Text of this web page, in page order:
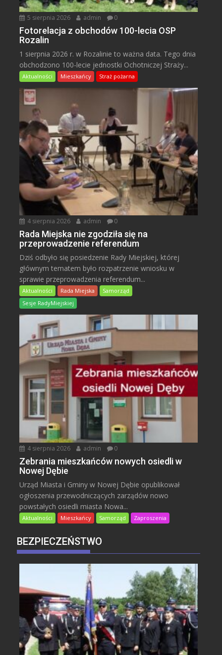
5 sierpnia 2026 admin 0
Fotorelacja z obchodów 100-lecia OSP
Rozalin
1 sierpnia 2026 r. w Rozalinie to ważna data. Tego dnia
obchodzono 100-lecie jednostki Ochotniczej Straży...
Aktualności Mieszkańcy Straż pożarna
4 sierpnia 2026 admin 0
Rada Miejska nie zgodziła się na
przeprowadzenie referendum
Dziś odbyło się posiedzenie Rady Miejskiej, której
głównym tematem było rozpatrzenie wniosku w
sprawie przeprowadzenia referendum...
Aktualności Rada Miejska
Samorząd
Sesje RadyMiejskiej
4 sierpnia 2026 admin 0
Zebrania mieszkańców nowych osiedli w
Nowej Dębie
Urząd Miasta i Gminy w Nowej Dębie opublikował
ogłoszenia przewodniczących zarządów nowo
powstałych osiedli miasta Nowa...
Aktualności Mieszkańcy Samorząd Zaproszenia
BEZPIECZEŃSTWO